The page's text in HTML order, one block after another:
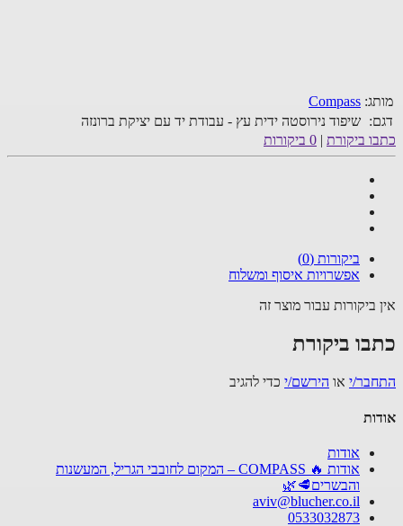
Compass
שיפוד נירוסטה ידית עץ - עבודת יד עם יציקת ברונזה
ביקורת|0 ביקורות
ביקורות (0)
אפשרויות איסוף ומשלוח
ביקורות עבור מוצר זה
ביקורת
יאוהירשם/יכדי להגיב
אודות
אודות 🔥 COMPASS – המקום לחובבי הגריל, המעשנות
והבשרים🥩🌿
aviv@blucher.co.il
0533032873